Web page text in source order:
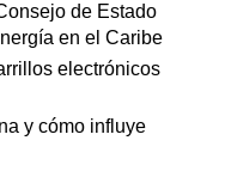
de Estado
en el Caribe
electrónicos
y cómo influye